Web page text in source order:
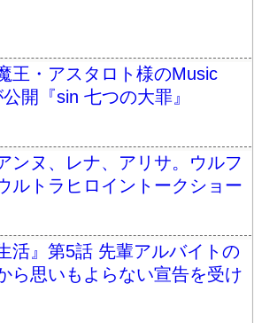
王・アスタロト様のMusic
開『sin 七つの大罪』
ンヌ、レナ、アリサ。ウルフ
ルトラヒロイントークショー
活』第5話 先輩アルバイトの
ら思いもよらない宣告を受け